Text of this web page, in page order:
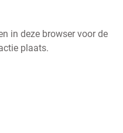
in deze browser voor de
plaats.